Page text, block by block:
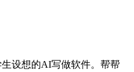
设想的AI写做软件。帮帮